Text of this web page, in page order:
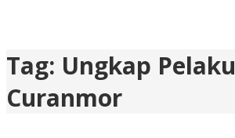
Tag: Ungkap Pelaku
Curanmor